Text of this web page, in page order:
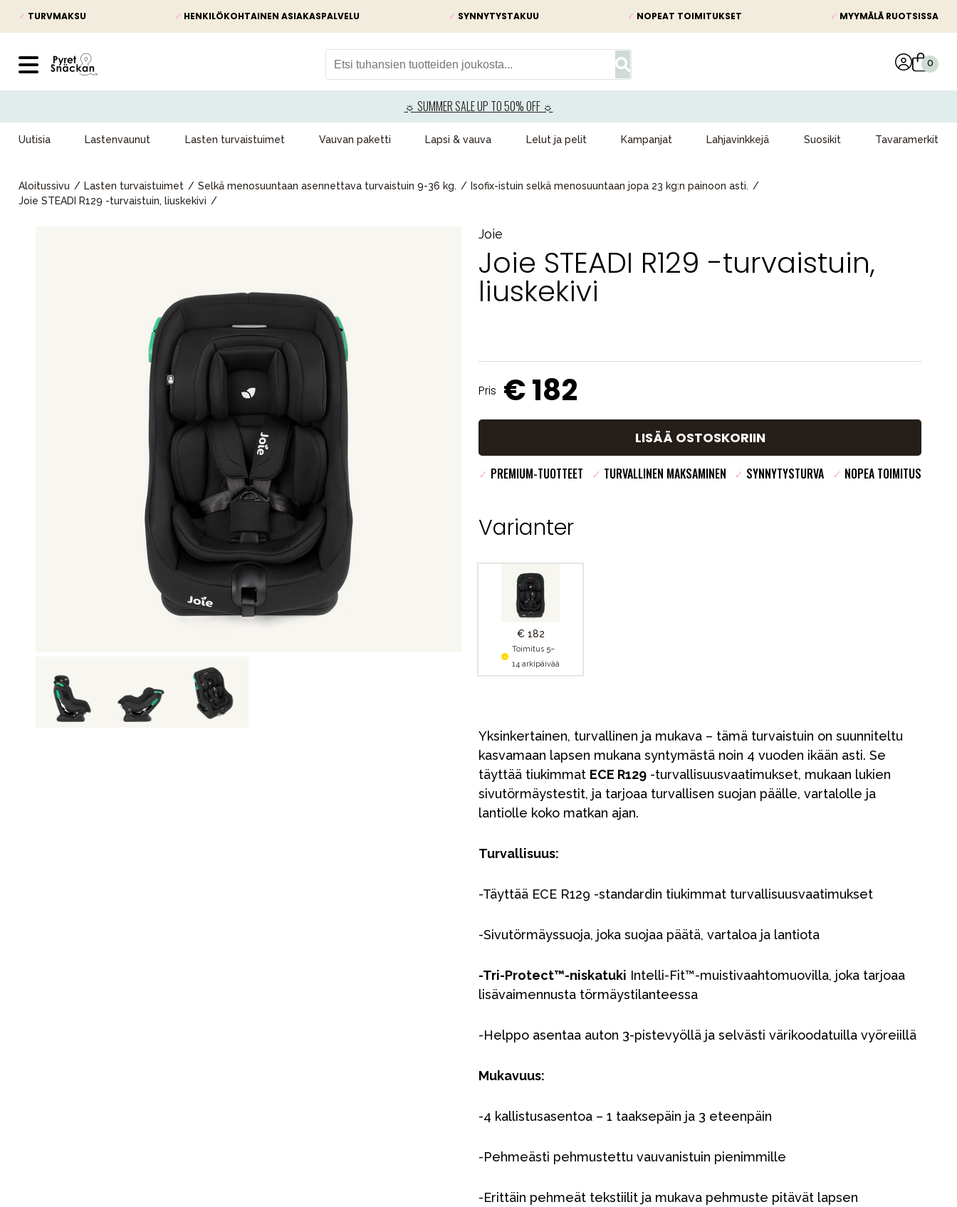
✓ TURVMAKSU ✓ HENKILÖKOHTAINEN ASIAKASPALVELU ✓ SYNNYTYSTAKUU ✓ NOPEAT TOIMITUKSET ✓ MYYMÄLÄ RUOTSISSA
☼ SUMMER SALE UP TO 50% OFF ☼
Uutisia Lastenvaunut Lasten turvaistuimet Vauvan paketti Lapsi & vauva Lelut ja pelit Kampanjat Lahjavinkkejä Suosikit Tavaramerkit
Aloitussivu Lasten turvaistuimet Selkä menosuuntaan asennettava turvaistuin 9-36 kg.
Isofix-istuin selkä menosuuntaan jopa 23 kg:n painoon asti.
Joie STEADI R129 -turvaistuin, liuskekivi
Joie
Joie STEADI R129 -turvaistuin,
liuskekivi
Pris € 182
LISÄÄ OSTOSKORIIN
✓ PREMIUM-TUOTTEET ✓ TURVALLINEN MAKSAMINEN ✓ SYNNYTYSTURVA ✓ NOPEA TOIMITUS
Varianter
€ 182
Toimitus 5–
14 arkipäivää
Yksinkertainen, turvallinen ja mukava – tämä turvaistuin on suunniteltu
kasvamaan lapsen mukana syntymästä noin 4 vuoden ikään asti. Se
täyttää tiukimmat ECE R129 -turvallisuusvaatimukset, mukaan lukien
sivutörmäystestit, ja tarjoaa turvallisen suojan päälle, vartalolle ja
lantiolle koko matkan ajan.
Turvallisuus:
-Täyttää ECE R129 -standardin tiukimmat turvallisuusvaatimukset
-Sivutörmäyssuoja, joka suojaa päätä, vartaloa ja lantiota
-Tri-Protect™-niskatuki Intelli-Fit™-muistivaahtomuovilla, joka tarjoaa
lisävaimennusta törmäystilanteessa
-Helppo asentaa auton 3-pistevyöllä ja selvästi värikoodatuilla vyöreiillä
Mukavuus:
-4 kallistusasentoa – 1 taaksepäin ja 3 eteenpäin
-Pehmeästi pehmustettu vauvanistuin pienimmille
-Erittäin pehmeät tekstiilit ja mukava pehmuste pitävät lapsen